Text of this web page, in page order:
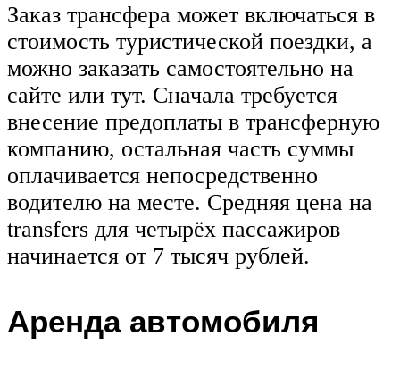
Заказ трансфера может включаться в
стоимость туристической поездки, а
можно заказать самостоятельно на
сайте или тут. Сначала требуется
внесение предоплаты в трансферную
компанию, остальная часть суммы
оплачивается непосредственно
водителю на месте. Средняя цена на
transfers для четырёх пассажиров
начинается от 7 тысяч рублей.
Аренда автомобиля